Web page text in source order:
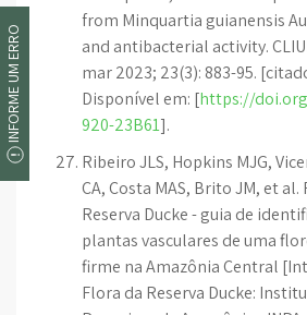
from Minquartia guianensis
and antibacterial activity.
mar 2023; 23(3): 883-95.
Disponível em: [https://
920-23B61].
Ribeiro JLS, Hopkins MJG,
CA, Costa MAS, Brito JM, et al.
Reserva Ducke - guia de
plantas vasculares de uma
firme na Amazônia Central
Flora da Reserva Ducke:
INFORME UM ERRO